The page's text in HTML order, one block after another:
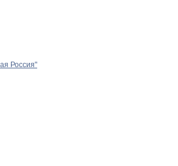
Россия"